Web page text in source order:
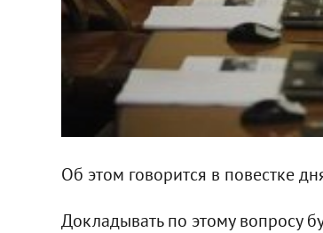
Об этом говорится в повестке
Докладывать по этому вопросу